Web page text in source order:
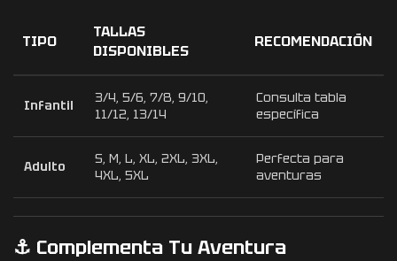
TIPO
TALLAS
DISPONIBLES
RECOMENDACIÓN
Infantil
3/4, 5/6, 7/8, 9/10,
11/12, 13/14
Consulta tabla
específica
Adulto
S, M, L, XL, 2XL, 3XL,
4XL, 5XL
Perfecta para
aventuras
⚓ Complementa Tu Aventura